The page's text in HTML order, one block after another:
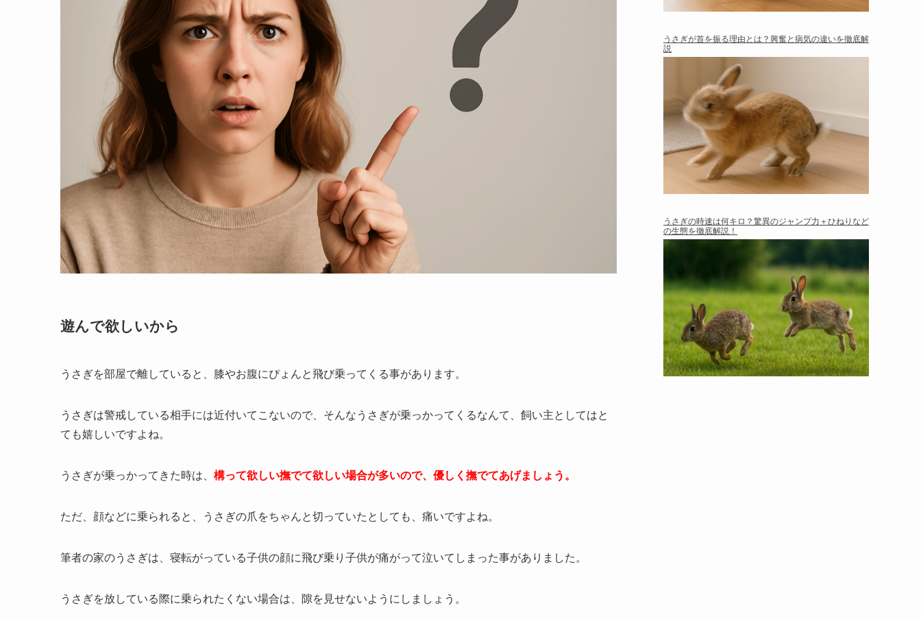
遊んで欲しいから
うさぎを部屋で離していると、膝やお腹にぴょんと飛び乗ってくる事があります。
うさぎは警戒している相手には近付いてこないので、そんなうさぎが乗っかってくるなんて、飼い主としてはと
ても嬉しいですよね。
うさぎが乗っかってきた時は、 構って欲しい撫でて欲しい場合が多いので、優しく撫でてあげましょう。
ただ、顔などに乗られると、うさぎの爪をちゃんと切っていたとしても、痛いですよね。
筆者の家のうさぎは、寝転がっている子供の顔に飛び乗り子供が痛がって泣いてしまった事がありました。
うさぎを放している際に乗られたくない場合は、隙を見せないようにしましょう。
うさぎが首を振る理由とは？興奮と病気の違いを徹底解
説
うさぎの時速は何キロ？驚異のジャンプ力＋ひねりなど
の生態を徹底解説！